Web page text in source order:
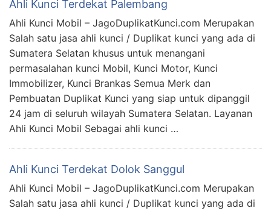
Ahli Kunci Terdekat Palembang
Ahli Kunci Mobil – JagoDuplikatKunci.com Merupakan
Salah satu jasa ahli kunci / Duplikat kunci yang ada di
Sumatera Selatan khusus untuk menangani
permasalahan kunci Mobil, Kunci Motor, Kunci
Immobilizer, Kunci Brankas Semua Merk dan
Pembuatan Duplikat Kunci yang siap untuk dipanggil
24 jam di seluruh wilayah Sumatera Selatan. Layanan
Ahli Kunci Mobil Sebagai ahli kunci …
Ahli Kunci Terdekat Dolok Sanggul
Ahli Kunci Mobil – JagoDuplikatKunci.com Merupakan
Salah satu jasa ahli kunci / Duplikat kunci yang ada di